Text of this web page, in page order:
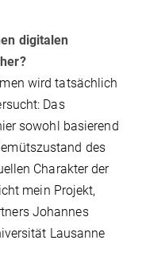
digitalen
wird tatsächlich
Das
sowohl basierend
des
Charakter der
mein Projekt,
Johannes
Lausanne